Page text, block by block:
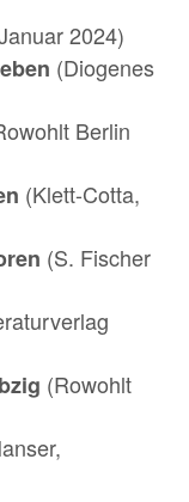
2024)
(Diogenes
Berlin
(Klett-Cotta,
(S. Fischer
(Rowohlt